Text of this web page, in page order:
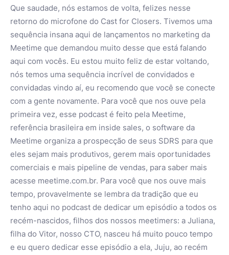
Que saudade, nós estamos de volta, felizes nesse
retorno do microfone do Cast for Closers. Tivemos uma
sequência insana aqui de lançamentos no marketing da
Meetime que demandou muito desse que está falando
aqui com vocês. Eu estou muito feliz de estar voltando,
nós temos uma sequência incrível de convidados e
convidadas vindo aí, eu recomendo que você se conecte
com a gente novamente. Para você que nos ouve pela
primeira vez, esse podcast é feito pela Meetime,
referência brasileira em inside sales, o software da
Meetime organiza a prospecção de seus SDRS para que
eles sejam mais produtivos, gerem mais oportunidades
comerciais e mais pipeline de vendas, para saber mais
acesse meetime.com.br. Para você que nos ouve mais
tempo, provavelmente se lembra da tradição que eu
tenho aqui no podcast de dedicar um episódio a todos os
recém-nascidos, filhos dos nossos meetimers: a Juliana,
filha do Vitor, nosso CTO, nasceu há muito pouco tempo
e eu quero dedicar esse episódio a ela, Juju, ao recém